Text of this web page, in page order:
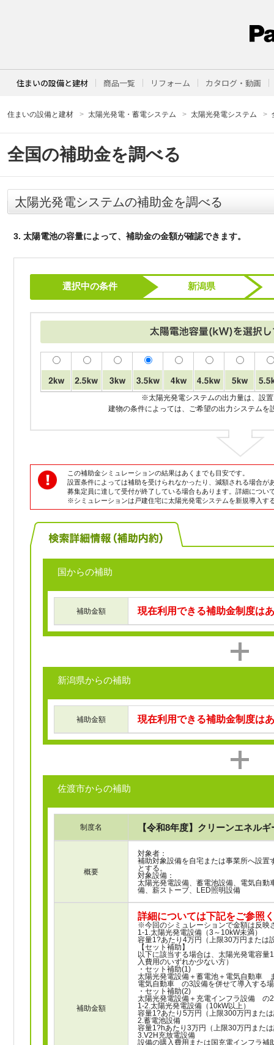
住まいの設備と建材 商品一覧 リフォーム カタログ・動画
住まいの設備と建材 太陽光発電・蓄電システム 太陽光発電システム
全国の補助金を調べる
太陽光発電システムの補助金を調べる
3. 太陽電池の容量によって、補助金の金額が確認できます。
選択中の条件 新潟県
※太陽光発電システムの出力量は、設
建物の条件によっては、ご希望の出力システムを
この補助金シミュレーションの結果はあくまでも目安です。
設置条件によっては補助を受けられなかったり、減額される場合が
募集定員に達して受付が終了している場合もあります。詳細につい
※シミュレーションは戸建住宅に太陽光発電システムを新規導入す
国からの補助
補助金額 現在利用できる補助金制度は
新潟県からの補助
補助金額 現在利用できる補助金制度は
佐渡市からの補助
制度名 【令和8年度】クリーンエネル
概要
対象者：
補助対象設備を自宅または事業所へ設
とする。
対象設備：
太陽光発電設備、蓄電池設備、電気自
備、薪ストーブ、LED照明設備
補助金額
詳細については下記をご参照
※今回のシミュレーションで金額は反映
1-1.太陽光発電設備（3～10kW未満）
容量1?あたり4万円（上限30万円または
【セット補助】
以下に該当する場合は、太陽光発電容
入費用のいずれか少ない方）
・セット補助(1)
太陽光発電設備＋蓄電池＋電気自動車
電気自動車 の3設備を併せて導入する
・セット補助(2)
太陽光発電設備＋充電インフラ設備 の
1-2.太陽光発電設備（10kW以上）
容量1?あたり5万円（上限300万円また
2.蓄電池設備
容量1?hあたり3万円（上限30万円また
3.V2H充放電設備
設備の購入費用または国充電インフラ